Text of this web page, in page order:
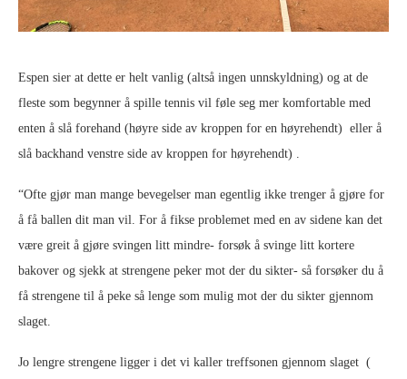
Espen sier at dette er helt vanlig (altså ingen unnskyldning) og at de
fleste som begynner å spille tennis vil føle seg mer komfortable med
enten å slå forehand (høyre side av kroppen for en høyrehendt) eller å
slå backhand venstre side av kroppen for høyrehendt) .
“Ofte gjør man mange bevegelser man egentlig ikke trenger å gjøre for
å få ballen dit man vil. For å fikse problemet med en av sidene kan det
være greit å gjøre svingen litt mindre- forsøk å svinge litt kortere
bakover og sjekk at strengene peker mot der du sikter- så forsøker du å
få strengene til å peke så lenge som mulig mot der du sikter gjennom
slaget.
Jo lengre strengene ligger i det vi kaller treffsonen gjennom slaget (